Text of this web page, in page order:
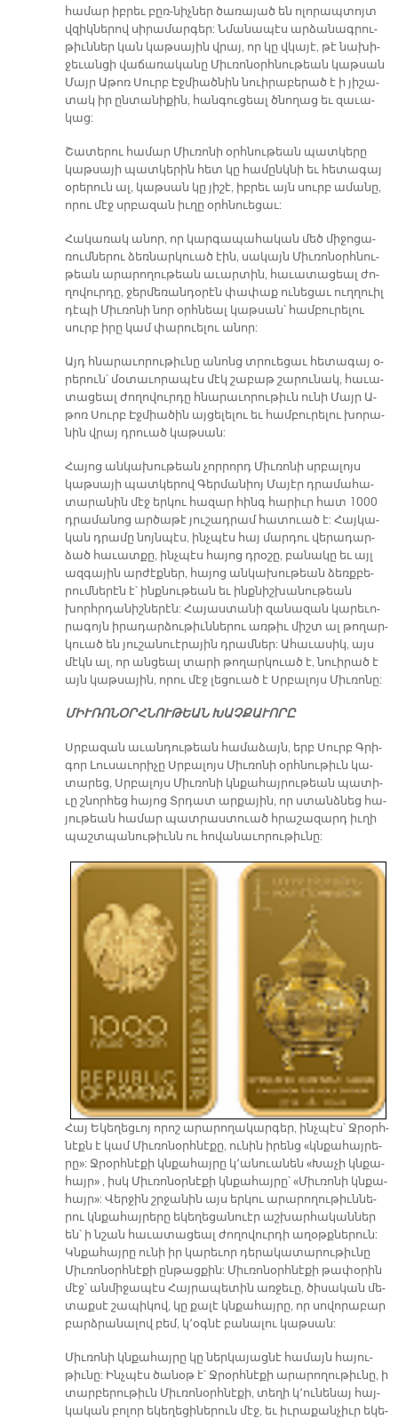
հա­մար իբ­րեւ բըռ-նիչ­ներ ծա­ռա­յած են ո­լո­րապ­տոյտ
վզիկ­նե­րով սի­րա­մար­գե­ր: Նմա­նա­պէս ար­ձա­նագ­րու­
թիւն­ներ կան կաթ­սա­յին վրայ, որ կը վկա­յէ, թէ նա­խի­
ջե­ւան­ցի վա­ճա­ռա­կա­նը Միւ­ռո­նօրհ­նու­թեան կաթ­սան
Մայր Ա­թոռ Սուրբ Էջ­միած­նին նուի­րա­բե­րած է ի յի­շա­
տակ իր ըն­տա­նի­քին, հան­գու­ցեալ ծնո­ղաց եւ զա­ւա­
կաց:
Շա­տե­րու հա­մար Միւ­ռո­նի օրհ­նու­թեան պատ­կե­րը
կաթ­սա­յի պատ­կե­րին հետ կը հա­մընկ­նի եւ հե­տա­գայ
օ­րե­րուն ալ, կաթ­սան կը յի­շէ, իբ­րեւ այն սուրբ ա­մա­նը,
ո­րու մէջ սրբա­զան իւ­ղը օրհ­նուե­ցաւ:
Հա­կա­ռակ ա­նոր, որ կար­գա­պա­հա­կան մեծ մի­ջո­ցա­
ռում­նե­րու ձեռ­նար­կուած էին, սա­կայն Միւ­ռո­նօրհ­նու­
թեան ա­րա­րո­ղու­թեան ա­ւար­տին, հա­ւա­տա­ցեալ ժո­
ղո­վուր­դը, ջեր­մե­ռան­դօ­րէն փա­փաք ու­նե­ցաւ ուղ­ղուիլ
դէ­պի Միւ­ռո­նի նոր օրհ­նեալ կաթ­սան՝ համ­բու­րե­լու
սուրբ ի­րը կամ փա­րուե­լու ա­նոր:
Այդ հնա­րա­ւո­րու­թիւ­նը ա­նոնց տրուե­ցաւ հե­տա­գայ օ­
րե­րուն՝ մօ­տա­ւո­րա­պէս մէկ շա­բաթ շա­րու­նակ, հա­ւա­
տա­ցեալ ժո­ղո­վուր­դը հնա­րա­ւո­րու­թիւն ու­նի Մայր Ա­
թոռ Սուրբ Էջ­միա­ծին այ­ցե­լե­լու եւ համ­բու­րե­լու խո­րա­
նին վրայ դրուած կաթ­սան:
Հա­յոց ան­կա­խու­թեան չոր­րորդ Միւ­ռո­նի սրբա­լոյս
կաթ­սա­յի պատ­կե­րով Գեր­մա­նիոյ Մա­յէր դրա­մա­հա­
տա­րա­նին մէջ եր­կու հա­զար հինգ հա­րիւր հատ 1000
դրա­մա­նոց ար­ծա­թէ յու­շադ­րամ հա­տուած է: Հայ­կա­
կան դրա­մը նոյն­պէս, ինչ­պէս հայ մար­դու վե­րա­դար­
ձած հա­ւատ­քը, ինչ­պէս հա­յոց դրօ­շը, բա­նա­կը եւ այլ
ազ­գա­յին ար­ժէք­ներ, հա­յոց ան­կա­խու­թեան ձեռք­բե­
րում­նե­րէն է՝ ինք­նու­թեան եւ ինք­նիշ­խա­նու­թեան
խորհր­դա­նի­շնե­րէն: Հա­յաս­տա­նի զա­նա­զան կա­րե­ւո­
րա­գոյն ի­րա­դար­ձու­թիւն­նե­րու առ­թիւ միշտ ալ թո­ղար­
կուած են յու­շա­նուէ­րա­յին դրամ­ներ: Ա­հա­ւա­սիկ, այս
մէկն ալ, որ ան­ցեալ տա­րի թո­ղար­կուած է, նուի­րած է
այն կաթ­սա­յին, ո­րու մէջ լե­ցուած է Սրբա­լոյս Միւ­ռո­նը:
ՄԻՒ­ՌՈ­ՆՕՐՀ­ՆՈՒ­ԹԵԱՆ ԽԱՉ­ՔԱ­ՒՈ­ՐԸ
Սրբա­զան ա­ւան­դու­թեան հա­մա­ձայն, երբ Սուրբ Գրի­
գոր Լու­սա­ւո­րի­չը Սրբա­լոյս Միւ­ռո­նի օրհ­նու­թիւն կա­
տա­րեց, Սրբալոյս Միւ­ռո­նի կնքա­հայ­րու­թեան պա­տի­
ւը շնոր­հեց հա­յոց Տրդատ ար­քա­յին, որ ստանձ­նեց հա­
յու­թեան հա­մար պատ­րաս­տուած հրա­շա­զարդ իւ­ղի
պաշտ­պա­նու­թիւնն ու հո­վա­նա­ւո­րու­թիւ­նը:
Հայ Ե­կե­ղեց­ւոյ ո­րոշ ա­րա­րո­ղա­կար­գեր, ինչ­պէս՝ Ջրօրհ­
նէքն է կամ Միւ­ռո­նօրհ­նէ­քը, ու­նին ի­րենց «կնքա­հայ­րե­
րը»: Ջրօրհ­նէ­քի կնքա­հայ­րը կ՚ա­նուա­նեն «Խա­չի կնքա­
հայ­ր» , իսկ Միւ­ռո­նօր­նէ­քի կնքա­հայ­րը՝ «Միւ­ռո­նի կնքա­
հայ­ր»: Վեր­ջին շրջա­նին այս եր­կու ա­րա­րո­ղու­թիւն­նե­
րու կնքա­հայ­րե­րը ե­կե­ղե­ցա­նուէր աշ­խար­հա­կան­ներ
են՝ ի նշան հա­ւա­տա­ցեալ ժո­ղո­վուր­դի ա­ղօթք­նե­րուն:
Կնքա­հայ­րը ու­նի իր կա­րե­ւոր դե­րա­կա­տա­րու­թիւ­նը
Միւ­ռո­նօրհ­նէ­քի ըն­թաց­քին: Միւ­ռո­նօրհ­նէ­քի թա­փօ­րին
մէջ՝ ան­մի­ջա­պէս Հայ­րա­պե­տին առ­ջե­ւը, ծի­սա­կան մե­
տաք­սէ շա­պի­կով, կը քա­լէ կնքա­հայ­րը, որ սո­վո­րա­բար
բարձ­րա­նա­լով բեմ, կ՚օգ­նէ բա­նա­լու կաթ­սան:
Միւ­ռո­նի կնքա­հայ­րը կը ներ­կա­յաց­նէ հա­մայն հա­յու­
թիւ­նը: Ինչ­պէս ծա­նօթ է՝ Ջրօրհ­նէ­քի ա­րա­րո­ղու­թիւ­նը, ի
տար­բե­րու­թիւն Միւ­ռո­նօրհ­նէ­քի, տե­ղի կ՚ու­նե­նայ հայ­
կա­կան բո­լոր ե­կե­ղե­ցի­նե­րուն մէջ, եւ իւ­րա­քան­չիւր ե­կե­